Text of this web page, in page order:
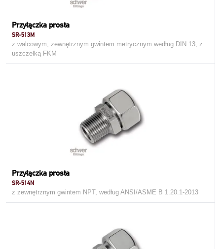
Przyłączka prosta
SR-513M
z walcowym, zewnętrznym gwintem metrycznym według DIN 13, z
uszczelką FKM
Przyłączka prosta
SR-514N
z zewnętrznym gwintem NPT, według ANSI/ASME B 1.20.1-2013